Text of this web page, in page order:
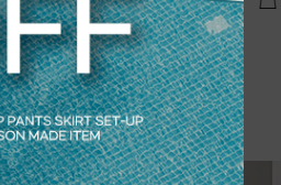
블룸 하이넥 니트집업
Sold Out
free(44~66)
★★★★★4.9